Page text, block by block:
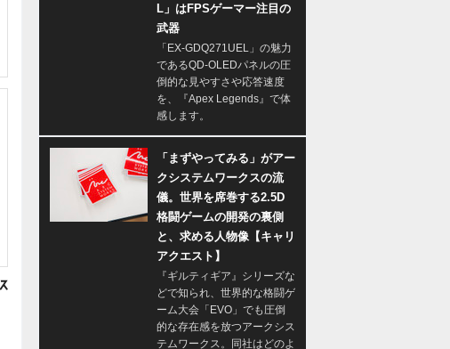
L」はFPSゲーマー注目の
武器
「EX-GDQ271UEL」の魅力
であるQD-OLEDパネルの圧
倒的な見やすさや応答速度
を、『Apex Legends』で体
感します。
「まずやってみる」がアー
クシステムワークスの流
儀。世界を席巻する2.5D
格闘ゲームの開発の裏側
と、求める人物像【キャリ
アクエスト】
『ギルティギア』シリーズな
どで知られ、世界的な格闘ゲ
ーム大会「EVO」でも圧倒
的な存在感を放つアークシス
テムワークス。同社はどのよ